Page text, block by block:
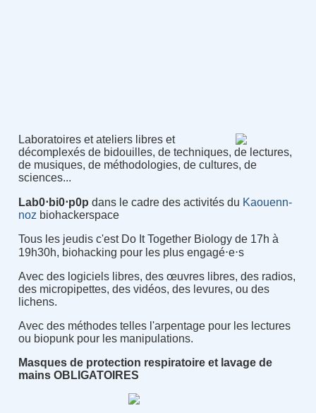
Laboratoires et ateliers libres et
décomplexés de bidouilles, de techniques, de lectures,
de musiques, de méthodologies, de cultures, de
sciences...
Lab0⋅bi0⋅p0p dans le cadre des activités du Kaouenn-
noz biohackerspace
Tous les jeudis c'est Do It Together Biology de 17h à
19h30h, biohacking pour les plus engagé⋅e⋅s
Avec des logiciels libres, des œuvres libres, des radios,
des micropipettes, des vidéos, des levures, ou des
lichens.
Avec des méthodes telles l'arpentage pour les lectures
ou biopunk pour les manipulations.
Masques de protection respiratoire et lavage de
mains OBLIGATOIRES